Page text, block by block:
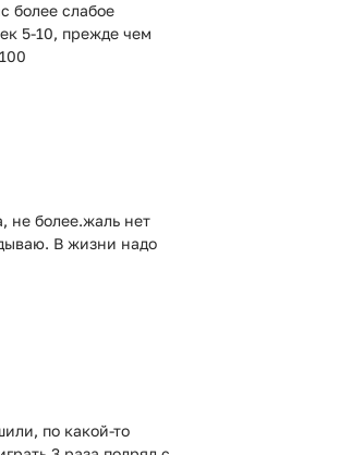
более слабое
5-10, прежде чем
не более.жаль нет
В жизни надо
по какой-то